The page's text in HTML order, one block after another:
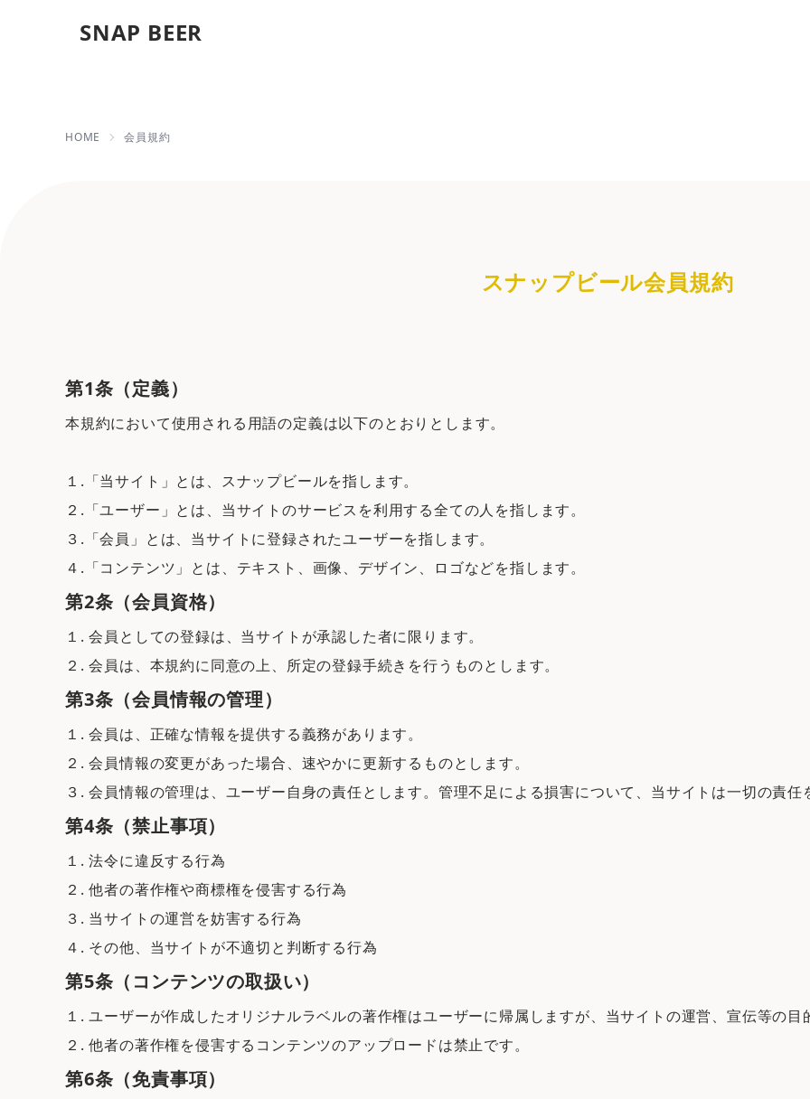
SNAP BEER
HOME 会員規約
スナップビール会員規約
第1条（定義）
本規約において使用される用語の定義は以下のとおりとします。
１.「当サイト」とは、スナップビールを指します。
２.「ユーザー」とは、当サイトのサービスを利用する全ての人を指します。
３.「会員」とは、当サイトに登録されたユーザーを指します。
４.「コンテンツ」とは、テキスト、画像、デザイン、ロゴなどを指します。
第2条（会員資格）
１. 会員としての登録は、当サイトが承認した者に限ります。
２. 会員は、本規約に同意の上、所定の登録手続きを行うものとします。
第3条（会員情報の管理）
１. 会員は、正確な情報を提供する義務があります。
２. 会員情報の変更があった場合、速やかに更新するものとします。
３. 会員情報の管理は、ユーザー自身の責任とします。管理不足による損害について、当サイトは一切の責任
第4条（禁止事項）
１. 法令に違反する行為
２. 他者の著作権や商標権を侵害する行為
３. 当サイトの運営を妨害する行為
４. その他、当サイトが不適切と判断する行為
第5条（コンテンツの取扱い）
１. ユーザーが作成したオリジナルラベルの著作権はユーザーに帰属しますが、当サイトの運営、宣伝等の目
２. 他者の著作権を侵害するコンテンツのアップロードは禁止です。
第6条（免責事項）